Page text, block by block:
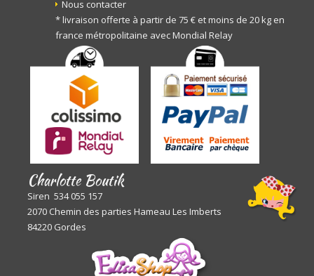
Nous contacter
* livraison offerte à partir de 75 € et moins de 20 kg en
france métropolitaine avec Mondial Relay
Charlotte Boutik
Siren 534 055 157
2070 Chemin des parties Hameau Les Imberts
84220 Gordes